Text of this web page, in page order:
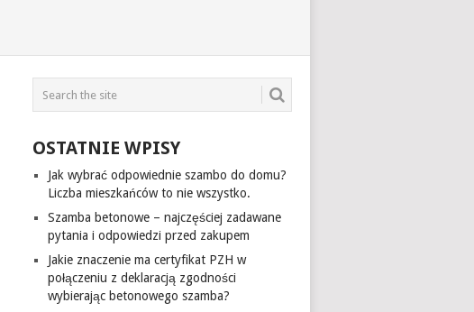
OSTATNIE WPISY
Jak wybrać odpowiednie szambo do domu?
Liczba mieszkańców to nie wszystko.
Szamba betonowe – najczęściej zadawane
pytania i odpowiedzi przed zakupem
Jakie znaczenie ma certyfikat PZH w
połączeniu z deklaracją zgodności
wybierając betonowego szamba?